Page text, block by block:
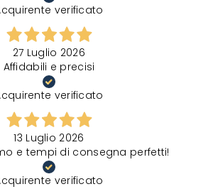
verificato
27 Luglio 2026
Affidabili e precisi
verificato
13 Luglio 2026
e tempi di consegna perfetti!
verificato